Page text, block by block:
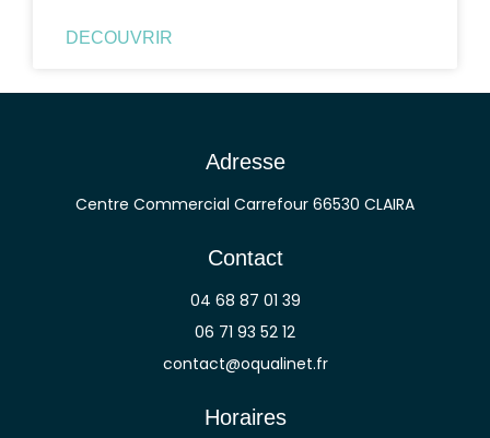
DECOUVRIR
Adresse
Centre Commercial Carrefour 66530 CLAIRA
Contact
04 68 87 01 39
06 71 93 52 12
contact@oqualinet.fr
Horaires